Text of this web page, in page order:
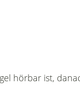
hörbar ist,